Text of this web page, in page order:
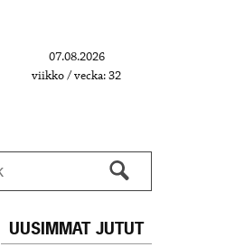
07.08.2026
viikko / vecka: 32
UUSIMMAT JUTUT